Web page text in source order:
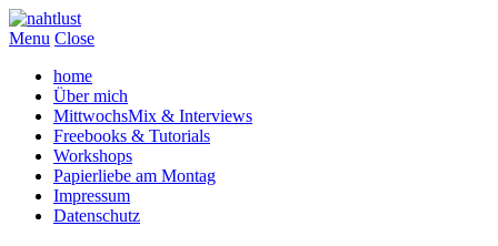
Menu Close
home
Über mich
MittwochsMix & Interviews
Freebooks & Tutorials
Workshops
Papierliebe am Montag
Impressum
Datenschutz